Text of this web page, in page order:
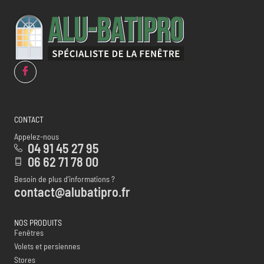
CONTACT
Appelez-nous
04 91 45 27 95
06 62 71 78 00
Besoin de plus d’informations ?
contact@alubatipro.fr
NOS PRODUITS
Fenêtres
Volets et persiennes
Stores